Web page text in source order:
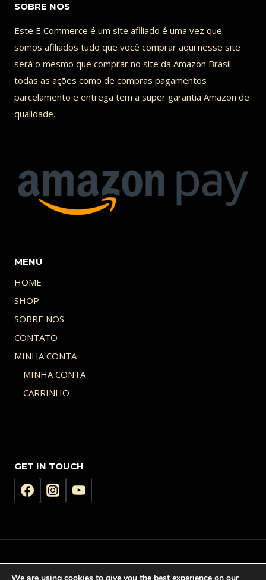
SOBRE NOS
Este E Commerce é um site afiliado é uma vez que
somos afiliados tudo que você comprar aqui nesse site
será o mesmo que comprar no site da Amazon Brasil
todas as ações como de compras pagamentos
parcelamento e entrega tem a super garantia Amazon de
qualidade.
MENU
HOME
SHOP
SOBRE NOS
CONTATO
MINHA CONTA
MINHA CONTA
CARRINHO
GET IN TOUCH